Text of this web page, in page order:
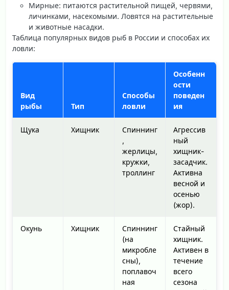
Мирные: питаются растительной пищей, червями,
личинками, насекомыми. Ловятся на растительные
и животные насадки.
Таблица популярных видов рыб в России и способах их
ловли:
Вид
рыбы
Тип
Способы
ловли
Особенн
ости
поведен
ия
Щука Хищник
Спиннинг
,
жерлицы,
кружки,
троллинг
Агрессив
ный
хищник-
засадчик.
Активна
весной и
осенью
(жор).
Окунь Хищник
Спиннинг
(на
микробле
сны),
поплавоч
ная
Стайный
хищник.
Активен в
течение
всего
сезона